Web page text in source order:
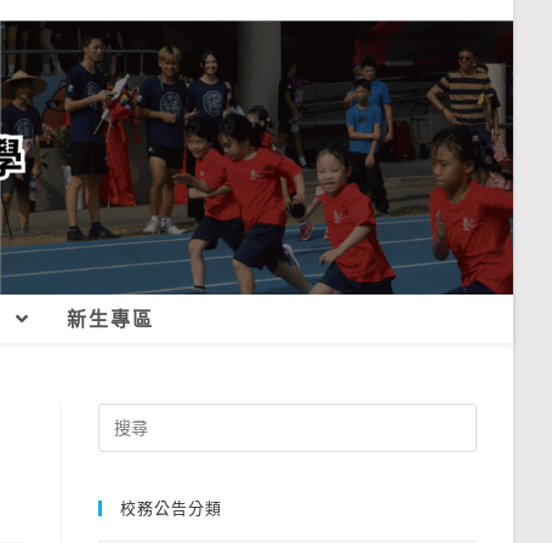
新生專區
Search
for:
校務公告分類